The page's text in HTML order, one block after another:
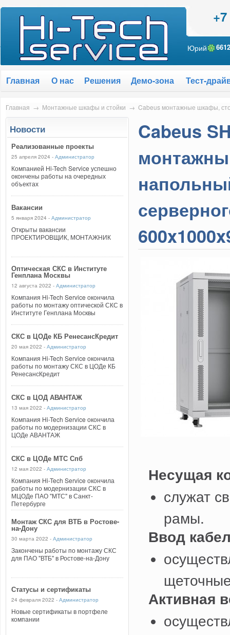
Юрий
Главная О нас Решения Демо-зона Тест-
Главная → Монтажные шкафы и стойки → Cabeus монтажные шкафы,
Новости
Реализованные проекты
25 апреля 2024 - Администратор
Компанией Hi-Tech Service успешно
окончены работы на очередных
объектах
Вакансии
5 января 2024 - Администратор
Открыты вакансии
ПРОЕКТИРОВЩИК, МОНТАЖНИК
Оптическая СКС в Институте
Генплана Москвы
12 августа 2022 - Администратор
Компания Hi-Tech Service окончила
работы по монтажу оптической СКС в
Институте Генплана Москвы
СКС в ЦОДе КБ РенесансКредит
20 мая 2022 - Администратор
Компания Hi-Tech Service окончила
работы по монтажу СКС в ЦОДе КБ
РенесансКредит
СКС в ЦОД АВАНТАЖ
13 мая 2022 - Администратор
Компания Hi-Tech Service окончила
работы по модернизации СКС в
ЦОДе АВАНТАЖ
СКС в ЦОДе МТС Спб
12 мая 2022 - Администратор
Компания Hi-Tech Service окончила
работы по модернизации СКС в
МЦОДе ПАО "МТС" в Санкт-
Петербурге
Монтаж СКС для ВТБ в Ростове-
на-Дону
30 марта 2022 - Администратор
Закончены работы по монтажу СКС
для ПАО "ВТБ" в Ростове-на-Дону
Статусы и сертификаты
24 февраля 2022 - Администратор
Новые сертификаты в портфеле
компании
Cabeus
Несущая
служат
рамы.
Ввод
Активная